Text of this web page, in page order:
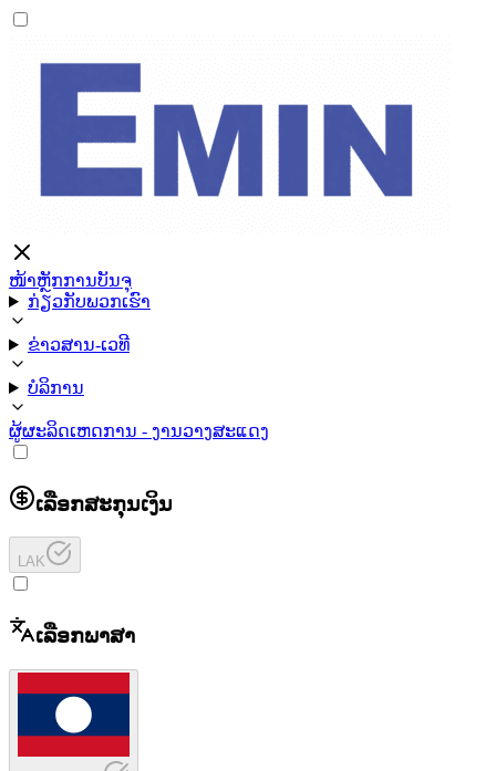
ໜ້າຫຼັກການບັນຈຸ
ກ່ຽວກັບພວກເຮົາ
ຂ່າວສານ-ເວທີ
ບໍລິການ
ຜູ້ຜະລິດເຫດການ - ງານວາງສະແດງ
ເລືອກສະກຸນເງິນ
LAK
ເລືອກພາສາ